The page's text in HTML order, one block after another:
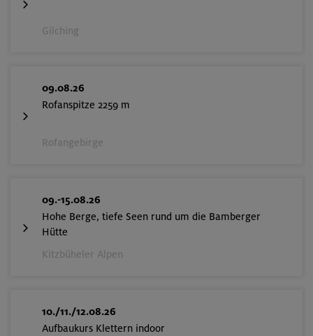
Gilching
09.08.26
Rofanspitze 2259 m
Rofangebirge
09.-15.08.26
Hohe Berge, tiefe Seen rund um die Bamberger
Hütte
Kitzbüheler Alpen
10./11./12.08.26
Aufbaukurs Klettern indoor